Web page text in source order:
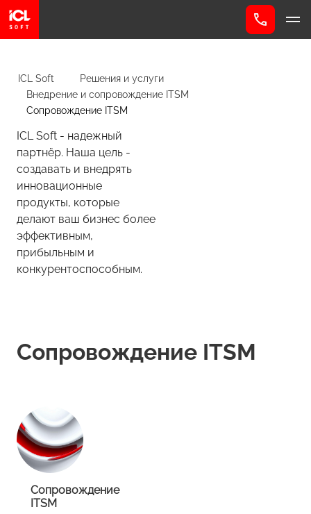
ICL Soft
Решения и услуги
Внедрение и сопровождение ITSM
Сопровождение ITSM
ICL Soft - надежный
партнёр. Наша цель -
создавать и внедрять
инновационные
продукты, которые
делают ваш бизнес более
эффективным,
прибыльным и
конкурентоспособным.
Сопровождение ITSM
Сопровождение
ITSM